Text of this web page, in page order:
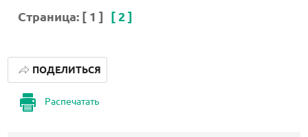
Страница: [ 1 ] [ 2 ]
Распечатать
ПОДЕЛИТЬСЯ